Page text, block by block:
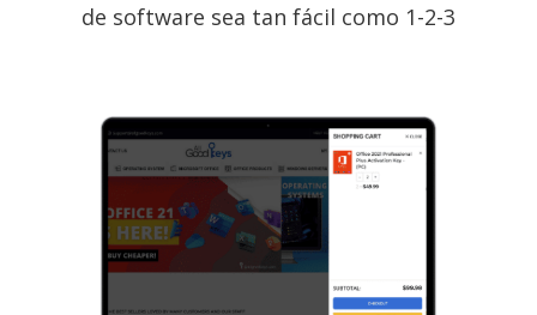
de software sea tan fácil como 1-2-3